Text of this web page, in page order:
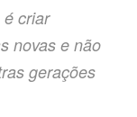
é criar
novas e não
gerações